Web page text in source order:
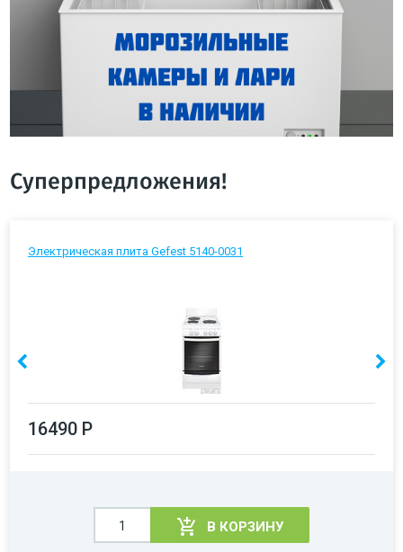
Суперпредложения!
Электрическая плита Gefest 5140-0031
16490 Р
В КОРЗИНУ